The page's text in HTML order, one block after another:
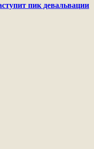
пик девальвации